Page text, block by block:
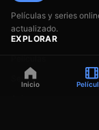
Películas y series
actualizado.
EXPLORAR
Series
Inicio